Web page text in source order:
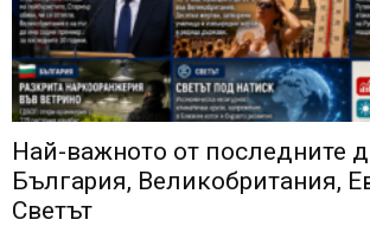
Най-важното от последните
България, Великобритания,
Светът